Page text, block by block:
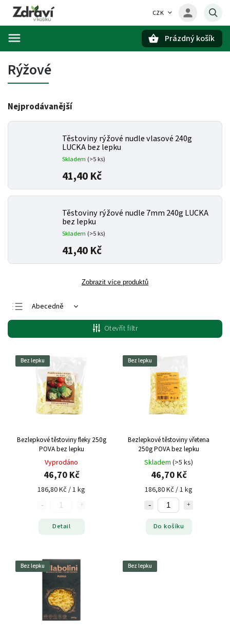
CZK
Prázdný košík
Rýžové
Nejprodávanější
Těstoviny rýžové nudle vlasové 240g
LUCKA bez lepku
Skladem (>5 ks)
41,40 Kč
Těstoviny rýžové nudle 7mm 240g LUCKA
bez lepku
Skladem (>5 ks)
41,40 Kč
Zobrazit více produktů
Abecedně
Nejlevnější
Nejdražší
Nejprodávanější
Otevřít filtr
Bez lepku
Bezlepkové těstoviny fleky 250g
POVA bez lepku
Vyprodáno
46,70 Kč
186,80 Kč / 1 kg
Detail
Bez lepku
Bezlepkové těstoviny vřetena
250g POVA bez lepku
Skladem (>5 ks)
46,70 Kč
186,80 Kč / 1 kg
Do košíku
Bez lepku Bez lepku